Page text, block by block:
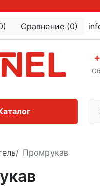
Сравнение (0)
Промрукав